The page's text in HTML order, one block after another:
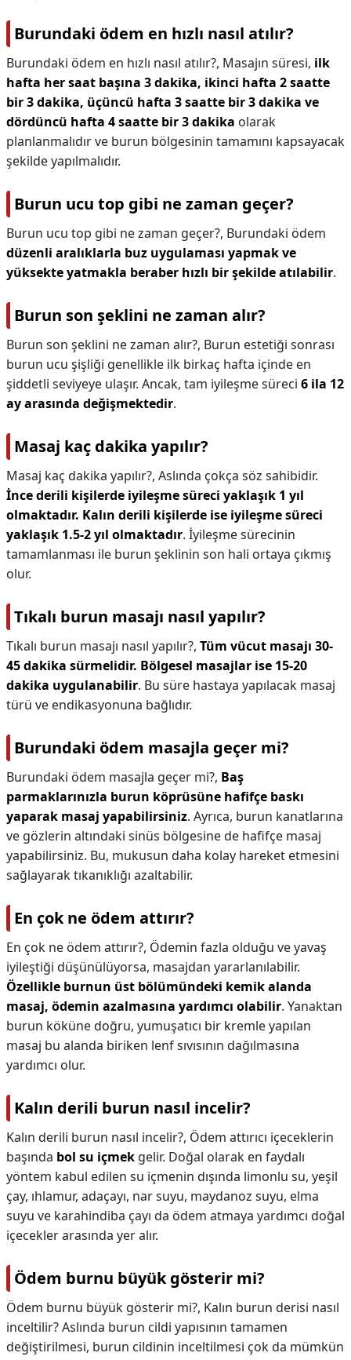
Burundaki ödem en hızlı nasıl atılır?
Burundaki ödem en hızlı nasıl atılır?, Masajın süresi, ilk
hafta her saat başına 3 dakika, ikinci hafta 2 saatte
bir 3 dakika, üçüncü hafta 3 saatte bir 3 dakika ve
dördüncü hafta 4 saatte bir 3 dakika olarak
planlanmalıdır ve burun bölgesinin tamamını kapsayacak
şekilde yapılmalıdır.
Burun ucu top gibi ne zaman geçer?
Burun ucu top gibi ne zaman geçer?, Burundaki ödem
düzenli aralıklarla buz uygulaması yapmak ve
yüksekte yatmakla beraber hızlı bir şekilde atılabilir.
Burun son şeklini ne zaman alır?
Burun son şeklini ne zaman alır?, Burun estetiği sonrası
burun ucu şişliği genellikle ilk birkaç hafta içinde en
şiddetli seviyeye ulaşır. Ancak, tam iyileşme süreci 6 ila 12
ay arasında değişmektedir.
Masaj kaç dakika yapılır?
Masaj kaç dakika yapılır?, Aslında çokça söz sahibidir.
İnce derili kişilerde iyileşme süreci yaklaşık 1 yıl
olmaktadır. Kalın derili kişilerde ise iyileşme süreci
yaklaşık 1.5-2 yıl olmaktadır. İyileşme sürecinin
tamamlanması ile burun şeklinin son hali ortaya çıkmış
olur.
Tıkalı burun masajı nasıl yapılır?
Tıkalı burun masajı nasıl yapılır?, Tüm vücut masajı 30-
45 dakika sürmelidir. Bölgesel masajlar ise 15-20
dakika uygulanabilir. Bu süre hastaya yapılacak masaj
türü ve endikasyonuna bağlıdır.
Burundaki ödem masajla geçer mi?
Burundaki ödem masajla geçer mi?, Baş
parmaklarınızla burun köprüsüne hafifçe baskı
yaparak masaj yapabilirsiniz. Ayrıca, burun kanatlarına
ve gözlerin altındaki sinüs bölgesine de hafifçe masaj
yapabilirsiniz. Bu, mukusun daha kolay hareket etmesini
sağlayarak tıkanıklığı azaltabilir.
En çok ne ödem attırır?
En çok ne ödem attırır?, Ödemin fazla olduğu ve yavaş
iyileştiği düşünülüyorsa, masajdan yararlanılabilir.
Özellikle burnun üst bölümündeki kemik alanda
masaj, ödemin azalmasına yardımcı olabilir. Yanaktan
burun köküne doğru, yumuşatıcı bir kremle yapılan
masaj bu alanda biriken lenf sıvısının dağılmasına
yardımcı olur.
Kalın derili burun nasıl incelir?
Kalın derili burun nasıl incelir?, Ödem attırıcı içeceklerin
başında bol su içmek gelir. Doğal olarak en faydalı
yöntem kabul edilen su içmenin dışında limonlu su, yeşil
çay, ıhlamur, adaçayı, nar suyu, maydanoz suyu, elma
suyu ve karahindiba çayı da ödem atmaya yardımcı doğal
içecekler arasında yer alır.
Ödem burnu büyük gösterir mi?
Ödem burnu büyük gösterir mi?, Kalın burun derisi nasıl
inceltilir? Aslında burun cildi yapısının tamamen
değiştirilmesi, burun cildinin inceltilmesi çok da mümkün